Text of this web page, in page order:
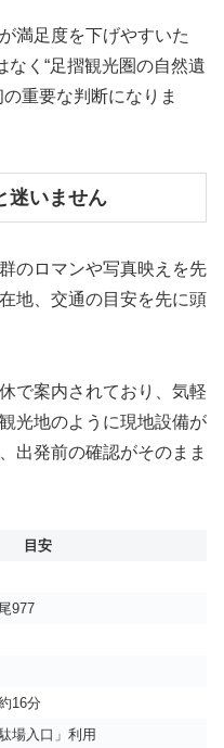
満足度を下げやすいた
なく“足摺観光圏の自然遺
重要な判断になりま
迷いません
のロマンや写真映えを先
地、交通の目安を先に頭
で案内されており、気軽
光地のように現地設備が
出発前の確認がそのまま
目安
977
16分
場入口」利用